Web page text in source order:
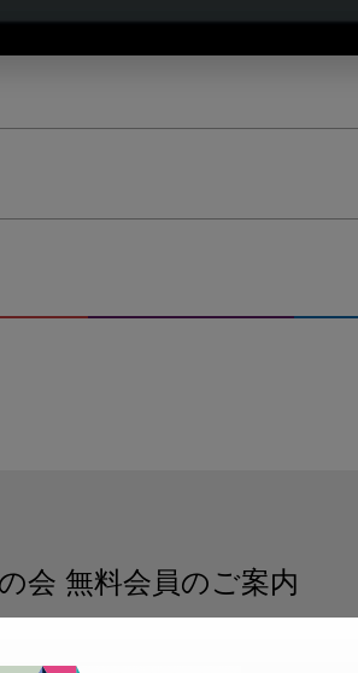
会 無料会員のご案内
フデザインをもっと便利にご利用い